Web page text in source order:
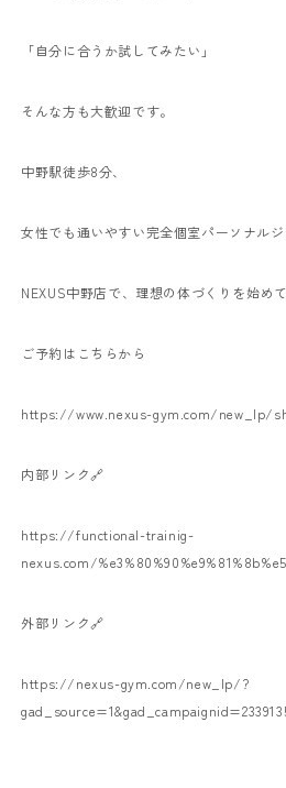
「自分に合うか試してみたい」
そんな方も大歓迎です。
中野駅徒歩8分、
女性でも通いやすい完全個室パーソナルジ
NEXUS中野店で、理想の体づくりを始め
ご予約はこちらから
https://www.nexus-gym.com/new_lp/
内部リンク🔗
https://functional-trainig-
nexus.com/
外部リンク🔗
https://nexus-gym.com/new_lp/?